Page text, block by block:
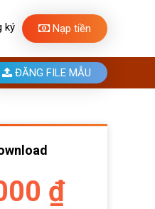
ký Nạp tiền
ĐĂNG FILE MẪU
₫